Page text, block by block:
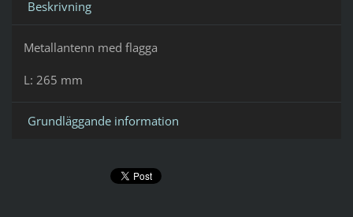
Beskrivning
Metallantenn med flagga
L: 265 mm
Grundläggande information